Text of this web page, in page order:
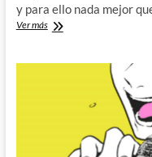
y para ello nada mejor
Ver másLas
de